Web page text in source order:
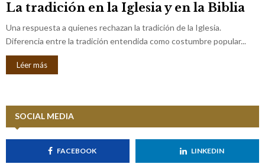
La tradición en la Iglesia y en la Biblia
Una respuesta a quienes rechazan la tradición de la Iglesia.
Diferencia entre la tradición entendida como costumbre popular...
Léer más
SOCIAL MEDIA
FACEBOOK LINKEDIN